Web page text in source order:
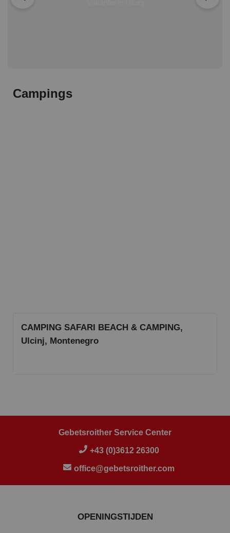
Campings
CAMPING SAFARI BEACH & CAMPING,
Ulcinj, Montenegro
Gebetsroither Service Center
+43 (0)3612 26300
office@gebetsroither.com
OPENINGSTIJDEN